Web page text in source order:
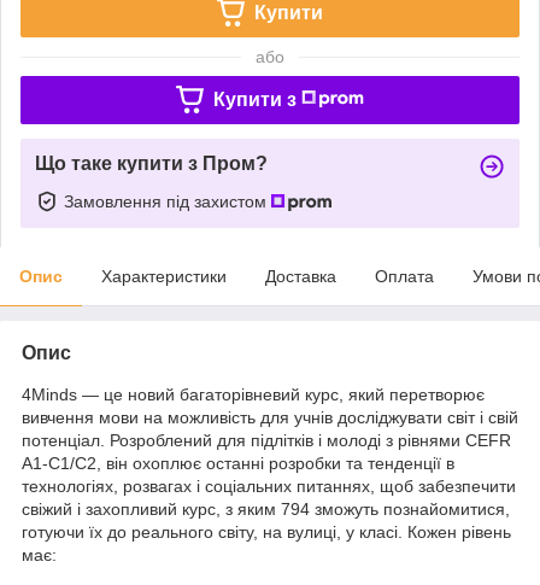
Купити
або
Купити з
Що таке купити з Пром?
Замовлення під захистом
Опис Характеристики Доставка Оплата Умови
Опис
4Minds — це новий багаторівневий курс, який перетворює
вивчення мови на можливість для учнів досліджувати світ і свій
потенціал. Розроблений для підлітків і молоді з рівнями CEFR
A1-C1/C2, він охоплює останні розробки та тенденції в
технологіях, розвагах і соціальних питаннях, щоб забезпечити
свіжий і захопливий курс, з яким 794 зможуть познайомитися,
готуючи їх до реального світу, на вулиці, у класі. Кожен рівень
має: